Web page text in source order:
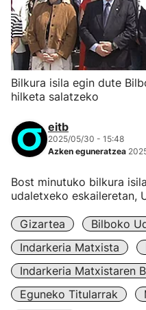
Bilkura isila egin dute
hilketa salatzeko
eitb
2025/05/30 - 15:48
Azken eguneratzea
Bost minutuko bilkura
udaletxeko eskaileretan,
Gizartea Bilboko
Indarkeria Matxista
Indarkeria Matxistaren
Eguneko Titularrak